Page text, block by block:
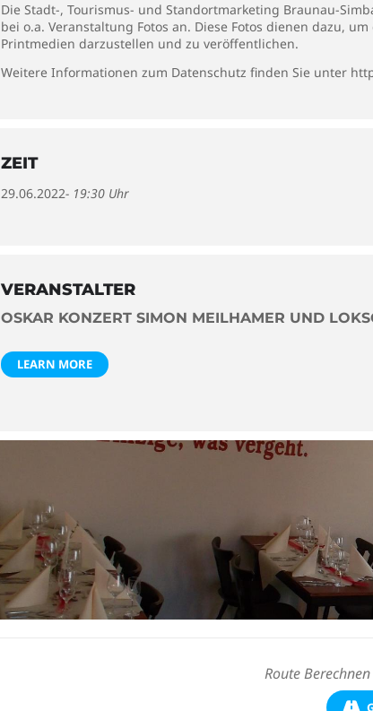
Die Stadt-, Tourismus- und Standortmarketing Braunau-
bei o.a. Veranstaltung Fotos an. Diese Fotos dienen dazu,
Printmedien darzustellen und zu veröffentlichen.
Weitere Informationen zum Datenschutz finden Sie unter
ZEIT
29.06.2022- 19:30 Uhr
VERANSTALTER
OSKAR KONZERT SIMON MEILHAMER UND
LEARN MORE